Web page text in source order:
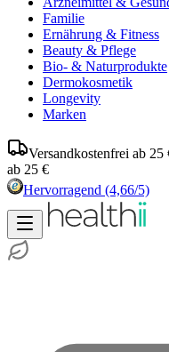
Familie
Ernährung & Fitness
Beauty & Pflege
Bio- & Naturprodukte
Dermokosmetik
Longevity
Marken
Versandkostenfrei ab
ab 25 €
Hervorragend (4,66/5)